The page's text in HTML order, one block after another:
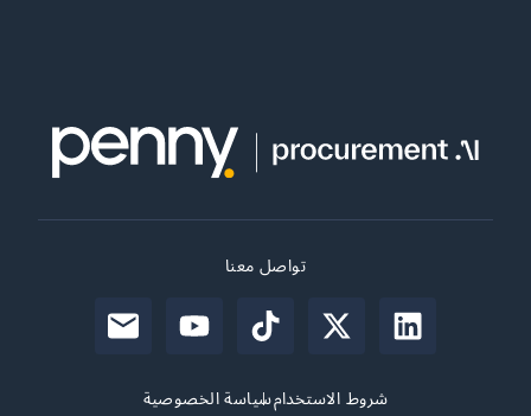
شروط الاستخدامسياسة الخصوصية
تواصل معنا